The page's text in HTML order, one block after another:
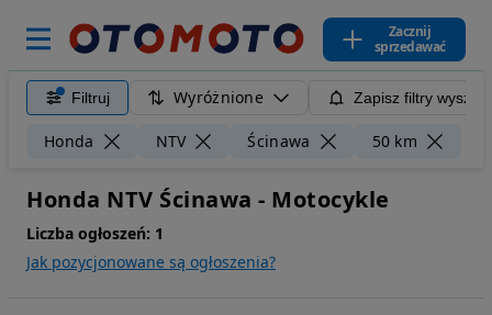
Zacznij
sprzedawać
Filtruj Wyróżnione Zapisz filtry
Honda NTV Ścinawa 50 km
Honda NTV Ścinawa - Motocykle
Liczba ogłoszeń: 1
Jak pozycjonowane są ogłoszenia?